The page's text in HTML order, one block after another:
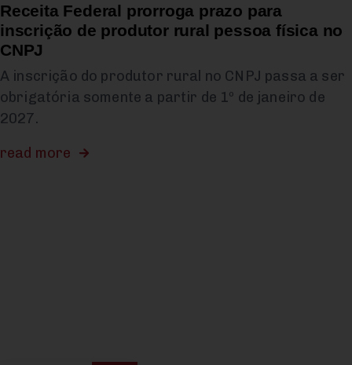
Receita Federal prorroga prazo para
inscrição de produtor rural pessoa física no
CNPJ
A inscrição do produtor rural no CNPJ passa a ser
obrigatória somente a partir de 1º de janeiro de
2027.
read more